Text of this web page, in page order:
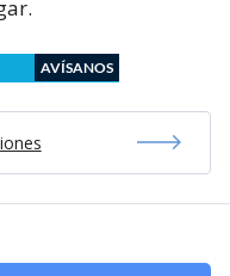
AVÍSANOS